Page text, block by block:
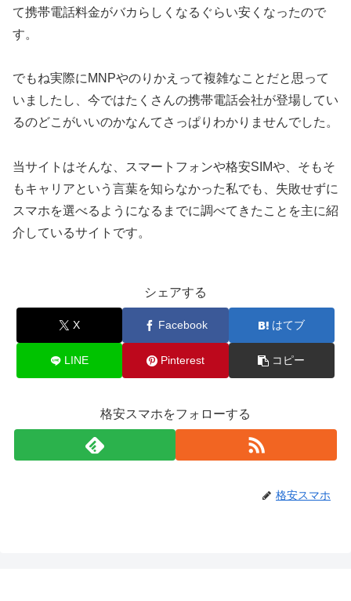
て携帯電話料金がバカらしくなるぐらい安くなったので
す。
でもね実際にMNPやのりかえって複雑なことだと思って
いましたし、今ではたくさんの携帯電話会社が登場してい
るのどこがいいのかなんてさっぱりわかりませんでした。
当サイトはそんな、スマートフォンや格安SIMや、そもそ
もキャリアという言葉を知らなかった私でも、失敗せずに
スマホを選べるようになるまでに調べてきたことを主に紹
介しているサイトです。
シェアする
X Facebook はてブ
LINE Pinterest コピー
格安スマホをフォローする
格安スマホ